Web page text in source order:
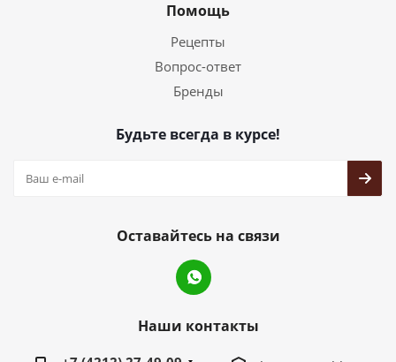
Помощь
Рецепты
Вопрос-ответ
Бренды
Будьте всегда в курсе!
Оставайтесь на связи
Наши контакты